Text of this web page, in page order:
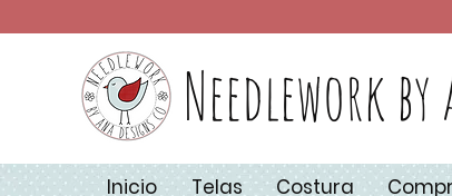
Needlework
Inicio Telas Costura